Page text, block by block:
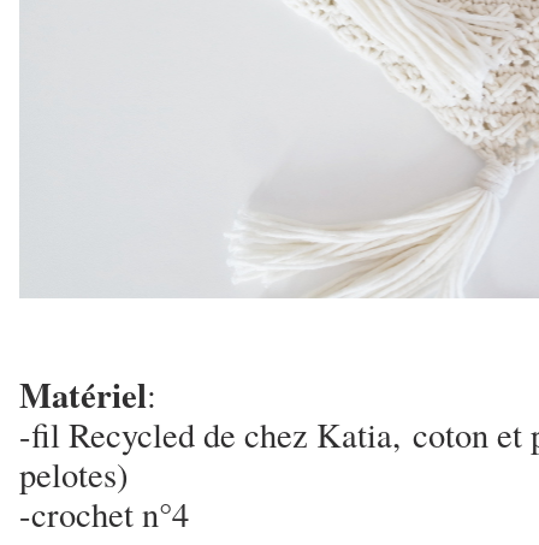
Matériel:
-fil Recycled de chez Katia, coton et
pelotes)
-crochet n°4